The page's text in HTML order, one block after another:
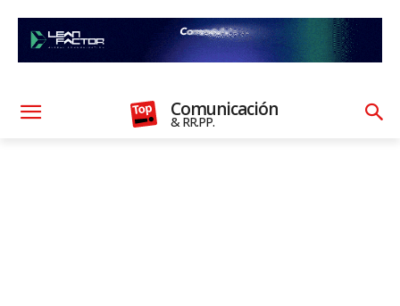
Comunicación
& RR.PP.